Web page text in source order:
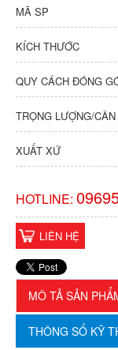
MÃ SP
KÍCH THƯỚC
QUY CÁCH ĐÓNG
TRỌNG LƯỢNG/
XUẤT XỨ
HOTLINE:
LIÊN HỆ
MÔ TẢ SẢN
THÔNG SỐ KỸ